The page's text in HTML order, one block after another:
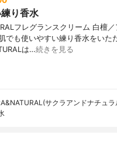
り香水
フレグランスクリーム 白檀
でも使いやすい練り香水をいた
は…続きを見る
サクラアンドナチュラ